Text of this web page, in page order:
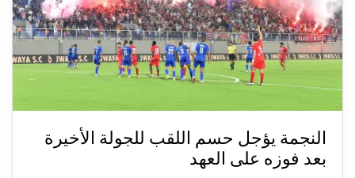
النجمة يؤجل حسم اللقب للجولة الأخيرة
بعد فوزه على العهد